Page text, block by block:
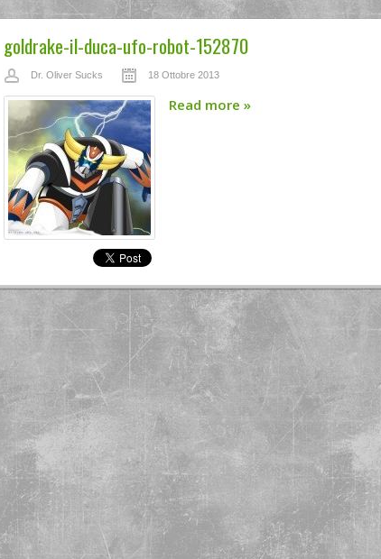
goldrake-il-duca-ufo-robot-152870
Dr. Oliver Sucks 18 Ottobre 2013
Read more »